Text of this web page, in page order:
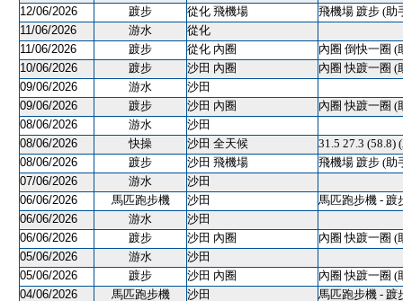
12/06/2026
踱步 從化 飛機場
飛機場 踱步 (助
11/06/2026
游水
從化
11/06/2026
踱步 從化 內圈
內圈 倒快一圈 (
10/06/2026
踱步 沙田 內圈
內圈 快踱一圈 (
09/06/2026
游水
沙田
09/06/2026
踱步 沙田 內圈
內圈 快踱一圈 (
08/06/2026
游水
沙田
08/06/2026
快操 沙田 全天候
31.5 27.3 (58.8)
08/06/2026
踱步 沙田 飛機場
飛機場 踱步 (助
07/06/2026
游水
沙田
06/06/2026
馬匹跑步機 沙田
馬匹跑步機 - 踱
06/06/2026
游水
沙田
06/06/2026
踱步 沙田 內圈
內圈 快踱一圈 (
05/06/2026
游水
沙田
05/06/2026
踱步 沙田 內圈
內圈 快踱一圈 (
04/06/2026
馬匹跑步機 沙田
馬匹跑步機 - 踱